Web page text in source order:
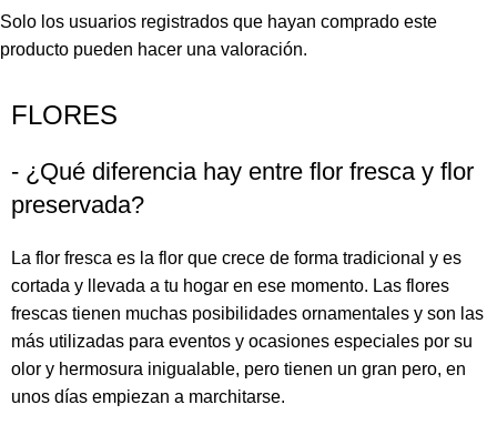
Solo los usuarios registrados que hayan comprado este
producto pueden hacer una valoración.
FLORES
- ¿Qué diferencia hay entre flor fresca y flor
preservada?
La flor fresca es la flor que crece de forma tradicional y es
cortada y llevada a tu hogar en ese momento. Las flores
frescas tienen muchas posibilidades ornamentales y son las
más utilizadas para eventos y ocasiones especiales por su
olor y hermosura inigualable, pero tienen un gran pero, en
unos días empiezan a marchitarse.